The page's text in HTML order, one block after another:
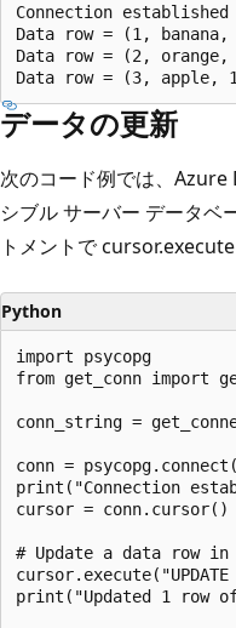
Connection established
Data row = (1, banana,
Data row = (2, orange,
データの更新
次のコード例では、
シブル サーバー データベ
トメントで
Python
import psycopg
from get_conn import
conn_string =
conn =
print("Connection
cursor = conn.cursor()
# Update a data row
print("Updated 1 row